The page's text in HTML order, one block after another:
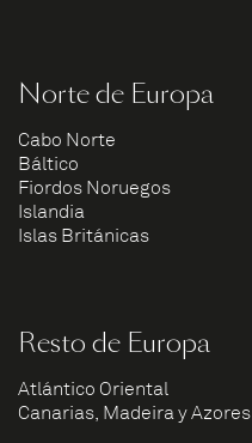
Norte de Europa
Cabo Norte
Báltico
Fiordos Noruegos
Islandia
Islas Británicas
Resto de Europa
Atlántico Oriental
Canarias, Madeira y Azores